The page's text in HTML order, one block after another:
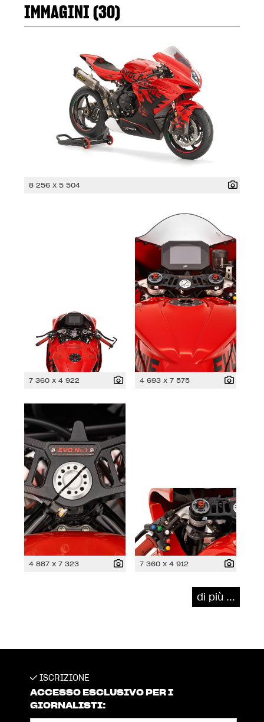
IMMAGINI (30)
8 256 x 5 504
7 360 x 4 922 4 693 x 7 575
4 887 x 7 323 7 360 x 4 912
di più ...
ISCRIZIONE
ACCESSO ESCLUSIVO PER I
GIORNALISTI: